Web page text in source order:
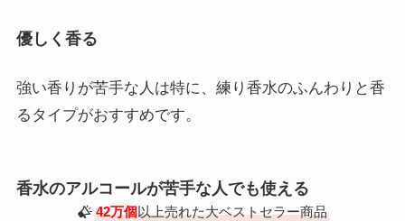
優しく香る
強い香りが苦手な人は特に、練り香水のふんわりと香
るタイプがおすすめです。
香水のアルコールが苦手な人でも使える
42万個以上売れた大ベストセラー商品